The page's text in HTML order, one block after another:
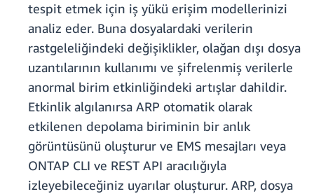
tespit etmek için iş yükü erişim modellerinizi
analiz eder. Buna dosyalardaki verilerin
rastgeleliğindeki değişiklikler, olağan dışı dosya
uzantılarının kullanımı ve şifrelenmiş verilerle
anormal birim etkinliğindeki artışlar dahildir.
Etkinlik algılanırsa ARP otomatik olarak
etkilenen depolama biriminin bir anlık
görüntüsünü oluşturur ve EMS mesajları veya
ONTAP CLI ve REST API aracılığıyla
izleyebileceğiniz uyarılar oluşturur. ARP, dosya